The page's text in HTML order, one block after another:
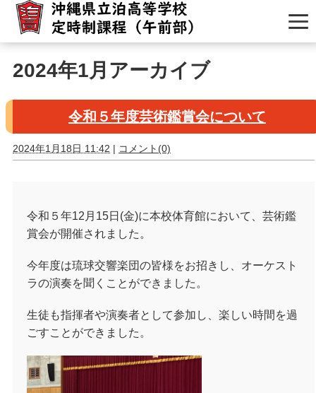
2024年1月アーカイブ
令和５年度芸術鑑賞会について
2024年1月18日 11:42 | コメント(0)
令和５年12月15日(金)に本校体育館において、芸術鑑
賞会が開催されました。
今年度は琉球交響楽団の皆様をお招きし、オーケスト
ラの演奏を聞くことができました。
生徒も指揮者や演奏者として参加し、楽しい時間を過
ごすことができました。